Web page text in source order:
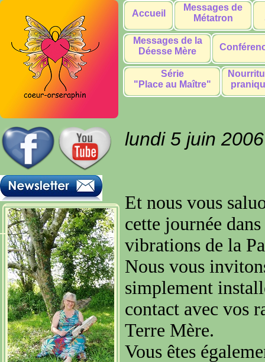
Accueil
Messages de
Métatron
Messages de la
Déesse Mère
Série
"Place au Maître"
lundi 5 juin 2006
Et nous vous
cette journée
vibrations de la
Nous vous
simplement
contact avec vos
Terre Mère.
Vous êtes